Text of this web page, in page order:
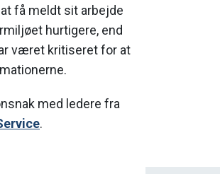
få meldt sit arbejde
hurtigere, end
været kritiseret for at
med ledere fra
.